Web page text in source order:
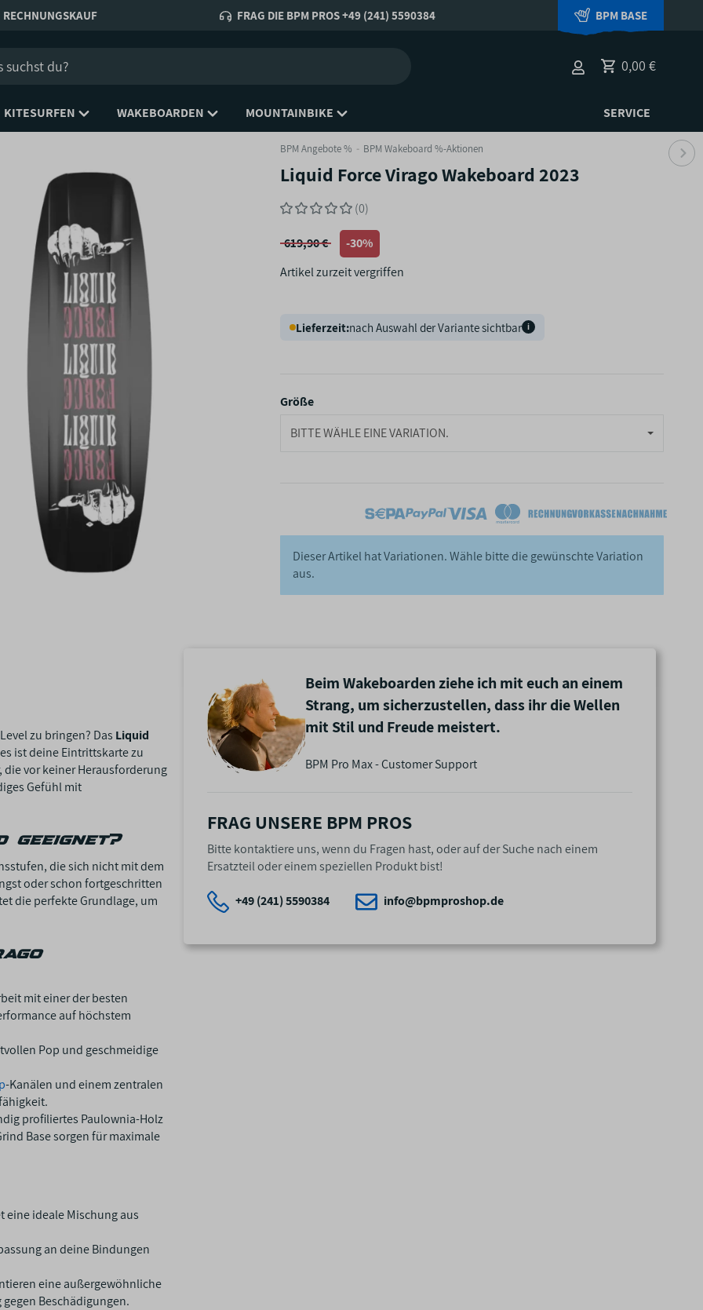
RECHNUNGSKAUF FRAG DIE BPM PROS +49 (241) 5590384 BPM BASE
0,00 €
KITESURFEN WAKEBOARDEN MOUNTAINBIKE SERVICE
BPM Angebote % BPM Wakeboard %-Aktionen
Liquid Force Virago Wakeboard 2023
(0)
619,90 €
-30%
Artikel zurzeit vergriffen
Lieferzeit:nach Auswahl der Variante sichtbar i
Größe
BITTE WÄHLE EINE VARIATION.
Dieser Artikel hat Variationen. Wähle bitte die gewünschte Variation
aus.
zu bringen? Das Liquid
ist deine Eintrittskarte zu
die vor keiner Herausforderung
Gefühl mit
geeignet?
die sich nicht mit dem
oder schon fortgeschritten
die perfekte Grundlage, um
mit einer der besten
auf höchstem
Pop und geschmeidige
-Kanälen und einem zentralen
profiliertes Paulownia-Holz
Base sorgen für maximale
eine ideale Mischung aus
an deine Bindungen
eine außergewöhnliche
Beschädigungen.
Beim Wakeboarden ziehe ich mit euch an einem
Strang, um sicherzustellen, dass ihr die Wellen
mit Stil und Freude meistert.
BPM Pro Max - Customer Support
FRAG UNSERE BPM PROS
Bitte kontaktiere uns, wenn du Fragen hast, oder auf der Suche nach einem
Ersatzteil oder einem speziellen Produkt bist!
+49 (241) 5590384 info@bpmproshop.de